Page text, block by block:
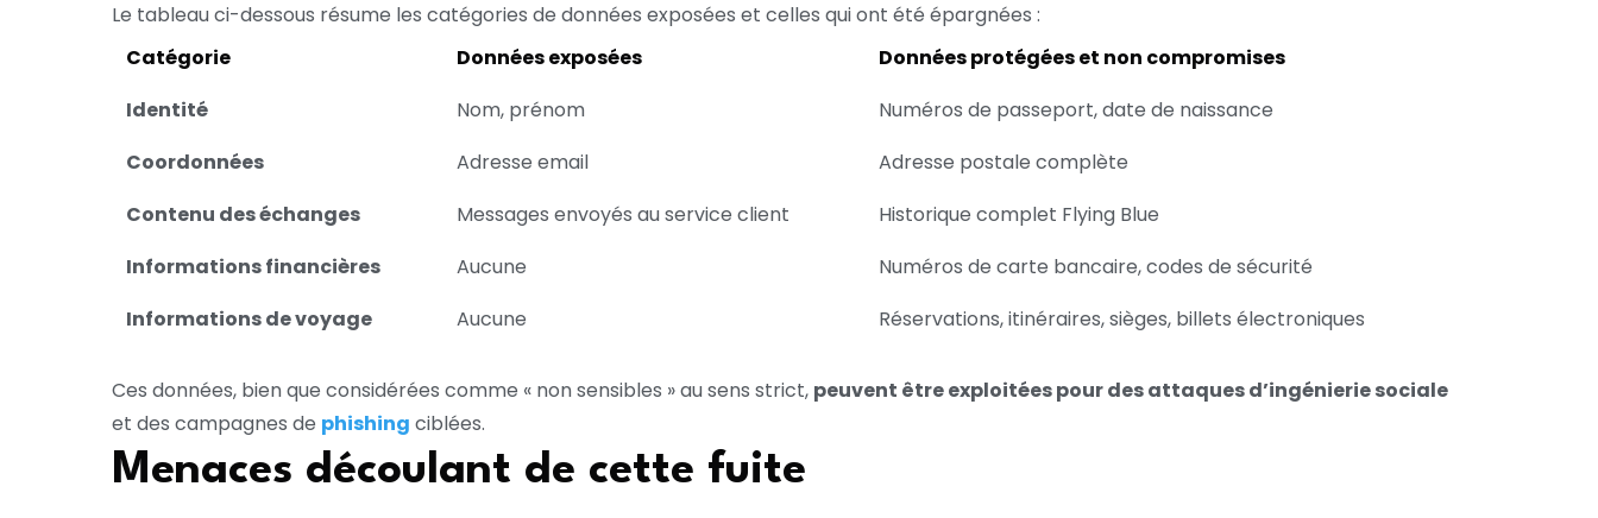
Le tableau ci-dessous résume les catégories de données exposées et celles qui ont été épargnées :
Catégorie
Données exposées
Données protégées et non compromises
Identité
Nom, prénom
Numéros de passeport, date de naissance
Coordonnées
Adresse email
Adresse postale complète
Contenu des échanges
Messages envoyés au service client
Historique complet Flying Blue
Informations financières
Aucune
Numéros de carte bancaire, codes de sécurité
Informations de voyage
Aucune Réservations, itinéraires, sièges, billets électroniques
Ces données, bien que considérées comme « non sensibles » au sens strict, peuvent être exploitées pour des attaques d’ingénierie sociale
et des campagnes de phishing ciblées.
Menaces découlant de cette fuite